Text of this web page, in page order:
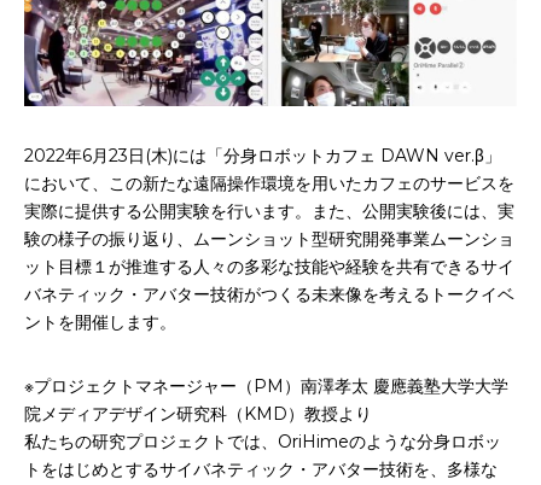
2022年6月23日(木)には「分身ロボットカフェ DAWN ver.β」
において、この新たな遠隔操作環境を用いたカフェのサービスを
実際に提供する公開実験を行います。また、公開実験後には、実
験の様子の振り返り、ムーンショット型研究開発事業ムーンショ
ット目標１が推進する人々の多彩な技能や経験を共有できるサイ
バネティック・アバター技術がつくる未来像を考えるトークイベ
ントを開催します。
※プロジェクトマネージャー（PM）南澤孝太 慶應義塾大学大学
院メディアデザイン研究科（KMD）教授より
私たちの研究プロジェクトでは、OriHimeのような分身ロボッ
トをはじめとするサイバネティック・アバター技術を、多様な